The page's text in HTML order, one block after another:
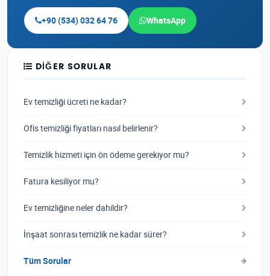
+90 (534) 032 64 76 WhatsApp
DIĞER SORULAR
Ev temizliği ücreti ne kadar?
Ofis temizliği fiyatları nasıl belirlenir?
Temizlik hizmeti için ön ödeme gerekiyor mu?
Fatura kesiliyor mu?
Ev temizliğine neler dahildir?
İnşaat sonrası temizlik ne kadar sürer?
Tüm Sorular